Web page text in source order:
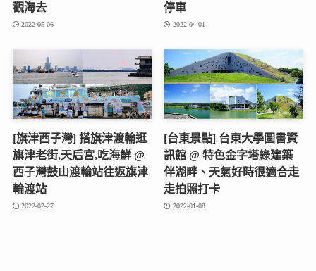
觀海去
2022-05-06
停車
2022-04-01
[旗津西子灣] 搭旗津渡輪逛
旗津老街,天后宮,吃海鮮 @
西子灣鼓山渡輪站往返旗津
輪渡站
2022-02-27
[台東景點] 台東大學圖書資
訊館 @ 特色金字塔綠建築
伴湖畔、天氣好時很適合走
走拍照打卡
2022-01-08